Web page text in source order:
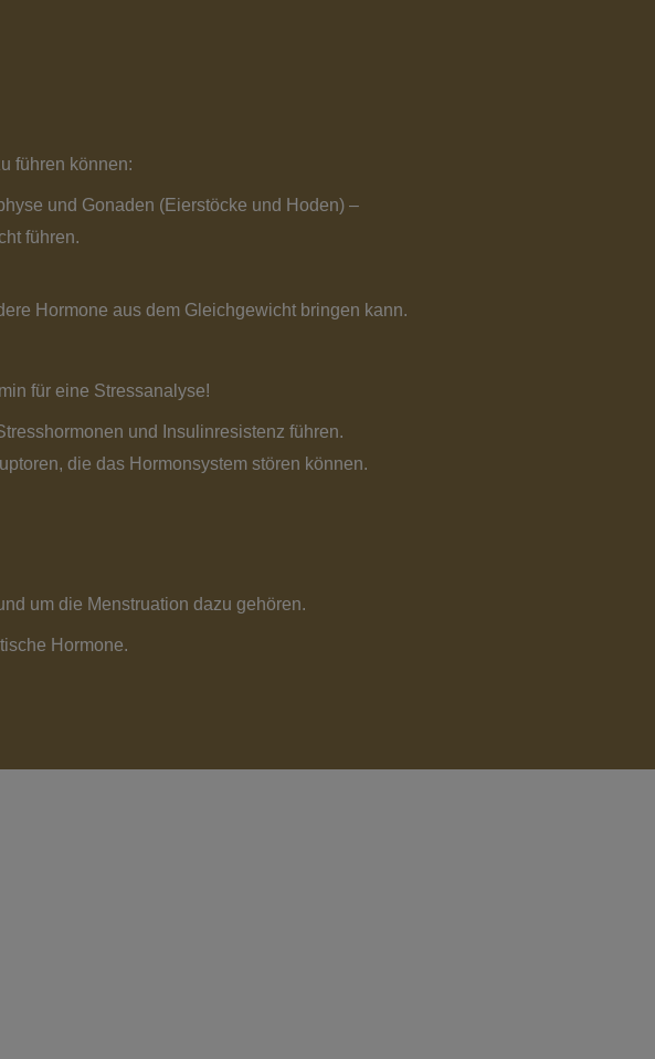
führen können:
und Gonaden (Eierstöcke und Hoden) –
führen.
Hormone aus dem Gleichgewicht bringen kann.
für eine Stressanalyse!
und Insulinresistenz führen.
die das Hormonsystem stören können.
um die Menstruation dazu gehören.
Hormone.